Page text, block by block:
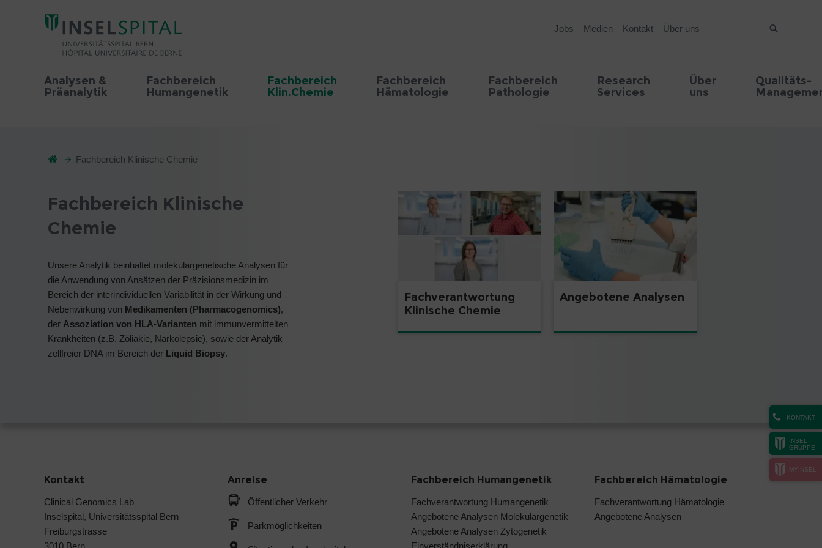
Jobs Medien Kontakt Über uns
Analysen &
Präanalytik
Fachbereich
Humangenetik
Fachbereich
Klin.Chemie
Fachbereich
Hämatologie
Fachbereich
Pathologie
Research
Services
Über
uns
Qualitäts-
KONTAKT
INSEL
GRUPPE
MYINSEL
Fachbereich Klinische Chemie
Fachbereich Klinische
Chemie
Unsere Analytik beinhaltet molekulargenetische Analysen für
die Anwendung von Ansätzen der Präzisionsmedizin im
Bereich der interindividuellen Variabilität in der Wirkung und
Nebenwirkung von Medikamenten (Pharmacogenomics),
der Assoziation von HLA-Varianten mit immunvermittelten
Krankheiten (z.B. Zöliakie, Narkolepsie), sowie der Analytik
zellfreier DNA im Bereich der Liquid Biopsy.
Fachverantwortung
Klinische Chemie
Angebotene Analysen
Kontakt
Clinical Genomics Lab
Inselspital, Universitätsspital Bern
Freiburgstrasse
3010 Bern
Anreise
Öffentlicher Verkehr
Parkmöglichkeiten
Fachbereich Humangenetik
Fachverantwortung Humangenetik
Angebotene Analysen Molekulargenetik
Angebotene Analysen Zytogenetik
Einverständniserklärung
Fachbereich Hämatologie
Fachverantwortung Hämatologie
Angebotene Analysen